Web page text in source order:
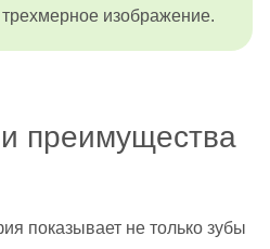
изображение.
и преимущества
показывает не только зубы